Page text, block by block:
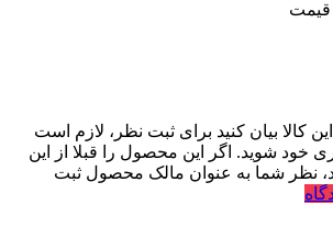
قیمت
کالا بیان کنید برای ثبت نظر، لازم است
خود شوید. اگر این محصول را قبلا از این
نظر شما به عنوان مالک محصول ثبت